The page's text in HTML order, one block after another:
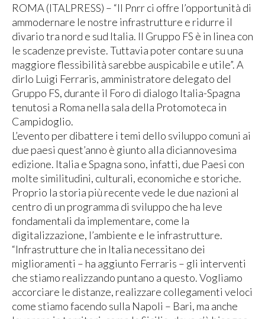
ROMA (ITALPRESS) – “Il Pnrr ci offre l’opportunità di
ammodernare le nostre infrastrutture e ridurre il
divario tra nord e sud Italia. Il Gruppo FS è in linea con
le scadenze previste. Tuttavia poter contare su una
maggiore flessibilità sarebbe auspicabile e utile”. A
dirlo Luigi Ferraris, amministratore delegato del
Gruppo FS, durante il Foro di dialogo Italia-Spagna
tenutosi a Roma nella sala della Protomoteca in
Campidoglio.
L’evento per dibattere i temi dello sviluppo comuni ai
due paesi quest’anno è giunto alla diciannovesima
edizione. Italia e Spagna sono, infatti, due Paesi con
molte similitudini, culturali, economiche e storiche.
Proprio la storia più recente vede le due nazioni al
centro di un programma di sviluppo che ha leve
fondamentali da implementare, come la
digitalizzazione, l’ambiente e le infrastrutture.
“Infrastrutture che in Italia necessitano dei
miglioramenti – ha aggiunto Ferraris – gli interventi
che stiamo realizzando puntano a questo. Vogliamo
accorciare le distanze, realizzare collegamenti veloci
come stiamo facendo sulla Napoli – Bari, ma anche